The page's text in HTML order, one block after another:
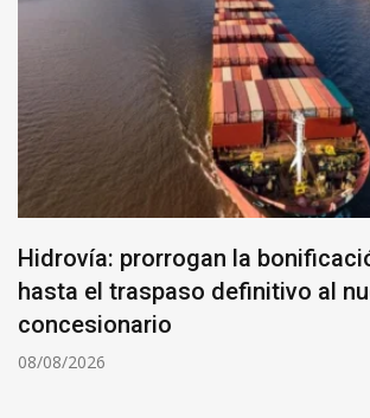
Hidrovía: prorrogan la
hasta el traspaso definitivo al
concesionario
08/08/2026